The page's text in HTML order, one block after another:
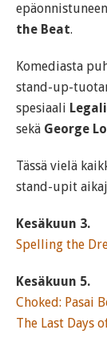
the Beat.
Komediasta
stand-up-
spesiaali
sekä George
Tässä vielä
stand-upit
Kesäkuun 3.
Spelling the
Kesäkuun 5.
Choked: Pasai
The Last Days